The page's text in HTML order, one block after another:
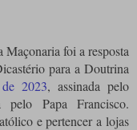
foi a resposta
para a Doutrina
2023, assinada pelo
pelo Papa Francisco.
e pertencer a lojas